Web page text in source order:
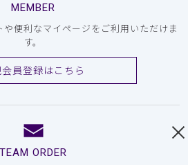
MEMBER
便利なマイページをご利用いただけま
す。
員登録はこちら
TEAM ORDER